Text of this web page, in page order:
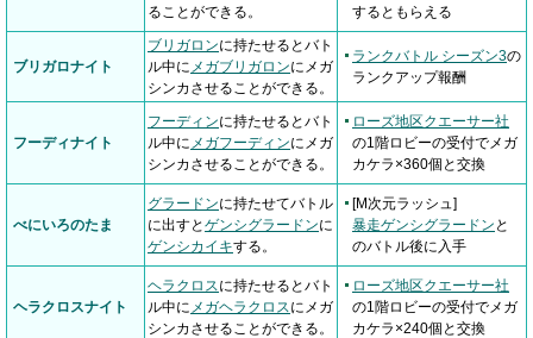
ることができる。
するともらえる
ブリガロナイト
ブリガロンに持たせるとバト
ル中に メガブリガロンにメガ
シンカさせることができる。
ランクバトル シーズン3の
ランクアップ報酬
フーディナイト
フーディンに持たせるとバト
ル中に メガフーディンにメガ
シンカさせることができる。
ローズ地区クエーサー社
の1階ロビーの受付でメガ
カケラ×360個と交換
べにいろのたま
グラードンに持たせてバトル
に出すとゲンシグラードンに
ゲンシカイキする。
[M次元ラッシュ]
暴走ゲンシグラードン と
のバトル後に入手
ヘラクロスナイト
ヘラクロス に持たせるとバト
ル中に メガヘラクロス にメガ
シンカさせることができる。
ローズ地区クエーサー社
の1階ロビーの受付でメガ
カケラ×240個と交換